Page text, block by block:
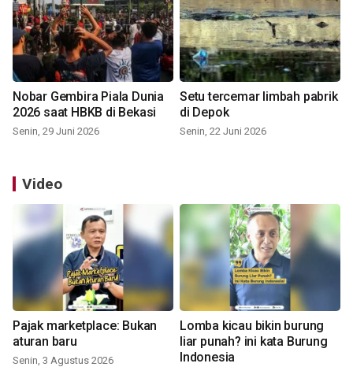
Nobar Gembira Piala Dunia
2026 saat HBKB di Bekasi
Senin, 29 Juni 2026
Setu tercemar limbah pabrik
di Depok
Senin, 22 Juni 2026
Video
Pajak marketplace: Bukan
aturan baru
Senin, 3 Agustus 2026
Lomba kicau bikin burung
liar punah? ini kata Burung
Indonesia